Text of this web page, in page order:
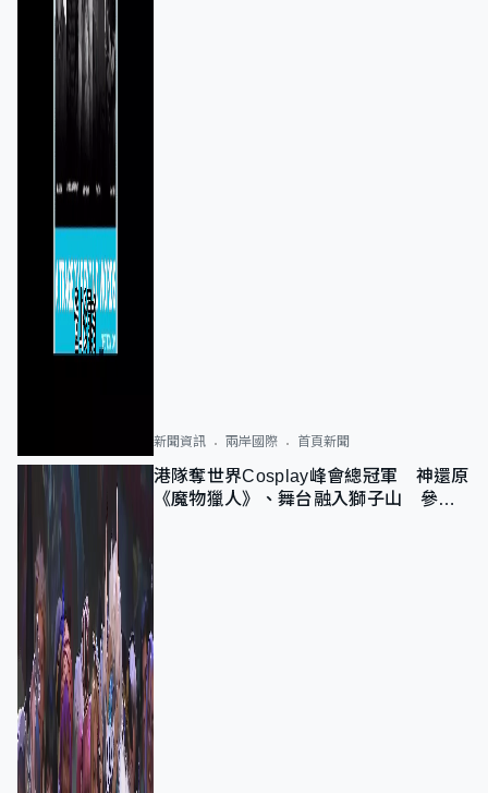
新聞資訊 兩岸國際 首頁新聞
港隊奪世界Cosplay峰會總冠軍 神還原
《魔物獵人》、舞台融入獅子山 參賽